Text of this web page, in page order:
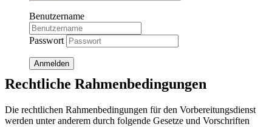
Benutzername
Passwort
Anmelden
Rechtliche Rahmenbedingungen
Die rechtlichen Rahmenbedingungen für den Vorbereitungsdienst
werden unter anderem durch folgende Gesetze und Vorschriften